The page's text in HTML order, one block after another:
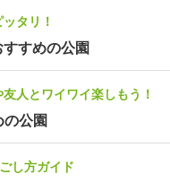
タリ！
すめの公園
人とワイワイ楽しもう！
の公園
し方ガイド